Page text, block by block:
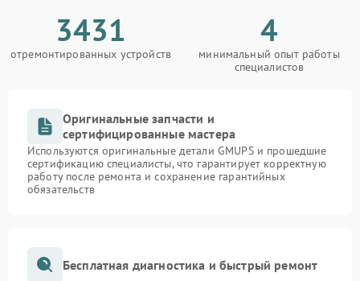
3431
отремонтированных устройств
4
минимальный опыт работы
специалистов
Оригинальные запчасти и
сертифицированные мастера
Используются оригинальные детали GMUPS и прошедшие
сертификацию специалисты, что гарантирует корректную
работу после ремонта и сохранение гарантийных
обязательств
Бесплатная диагностика и быстрый ремонт